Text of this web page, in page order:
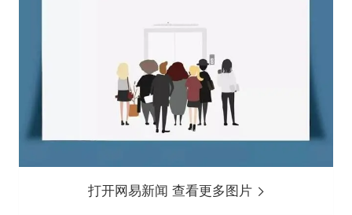
打开网易新闻 查看更多图片